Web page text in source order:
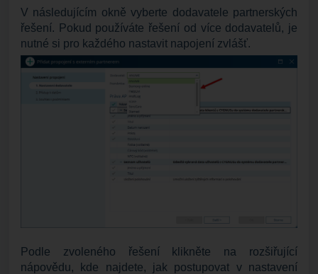
V následujícím okně vyberte dodavatele partnerských
řešení. Pokud používáte řešení od více dodavatelů, je
nutné si pro každého nastavit napojení zvlášť.
Podle zvoleného řešení klikněte na rozšiřující
nápovědu, kde najdete, jak postupovat v nastavení